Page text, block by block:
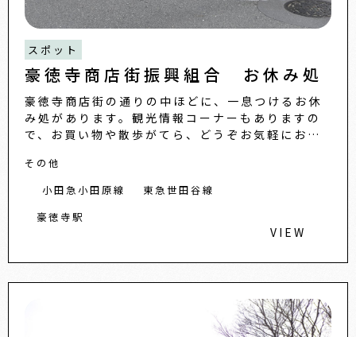
スポット
豪徳寺商店街振興組合 お休み処
豪徳寺商店街の通りの中ほどに、一息つけるお休
み処があります。観光情報コーナーもありますの
で、お買い物や散歩がてら、どうぞお気軽にお立
その他
小田急小田原線
東急世田谷線
豪徳寺駅
VIEW